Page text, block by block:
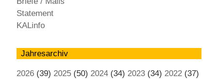
Statement
KALinfo
Jahresarchiv
2026 (39) 2025 (50) 2024 (34) 2023 (34) 2022 (37)